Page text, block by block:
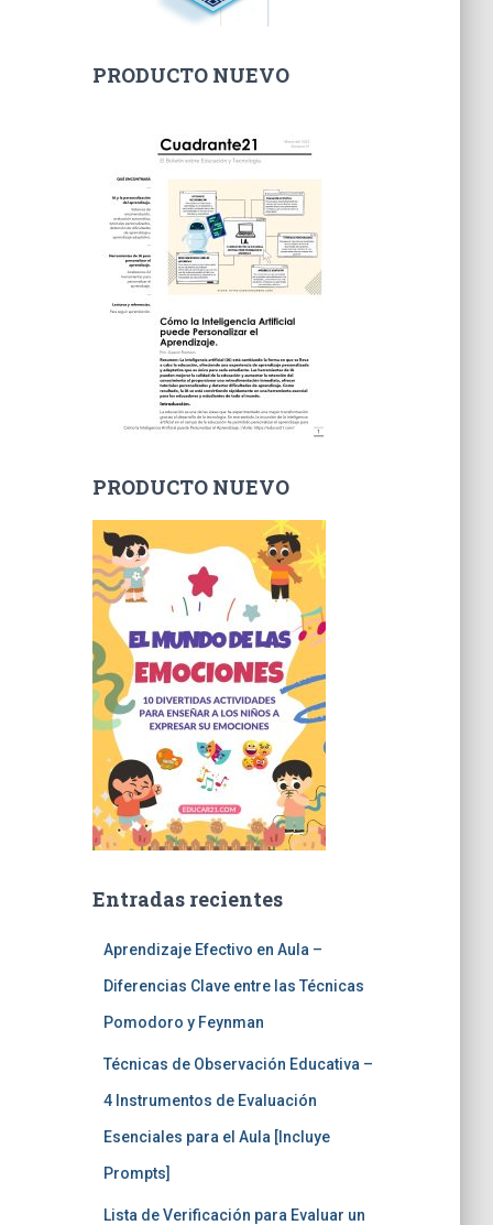
c
PRODUCTO NUEVO
PRODUCTO NUEVO
Entradas recientes
Aprendizaje Efectivo en Aula –
Diferencias Clave entre las Técnicas
Pomodoro y Feynman
Técnicas de Observación Educativa –
4 Instrumentos de Evaluación
Esenciales para el Aula [Incluye
Prompts]
Lista de Verificación para Evaluar un